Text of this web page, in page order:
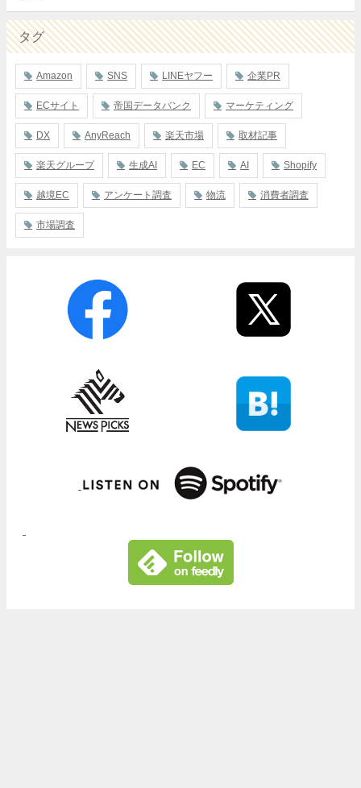
タグ
Amazon SNS LINEヤフー 企業PR
ECサイト 帝国データバンク マーケティング
DX AnyReach 楽天市場 取材記事
楽天グループ 生成AI EC AI Shopify
越境EC アンケート調査 物流 消費者調査
市場調査